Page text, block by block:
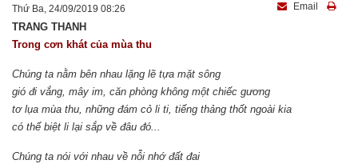
Thứ Ba, 24/09/2019 08:26 Email
TRANG THANH
Trong cơn khát của mùa thu
Chúng ta nằm bên nhau lặng lẽ tựa mặt sông
gió đi vắng, mây im, căn phòng không một chiếc gương
tơ lụa mùa thu, những đám cỏ li ti, tiếng thảng thốt ngoài kia
có thể biệt li lại sắp về đâu đó...
Chúng ta nói với nhau về nỗi nhớ đất đai